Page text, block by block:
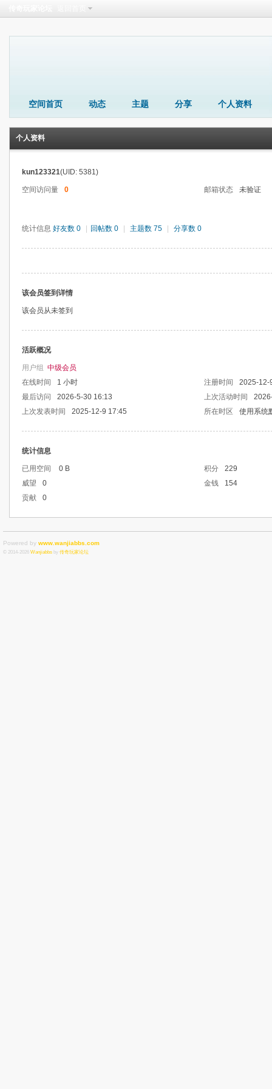
空间首页 动态 主题 分享 个人资料
个人资料
kun123321(UID: 5381)
空间访问量 0 邮箱状态 未验证
统计信息 好友数 0 回帖数 0 主题数 75 分享数 0
该会员签到详情
该会员从未签到
活跃概况
用户组 中级会员
在线时间
1 小时 注册时间
2025-12-
最后访问
2026-5-30 16:13 上次活动时间
上次发表时间
2025-12-9 17:45 所在时区 使用系统
统计信息
已用空间 0 B 积分
229
威望
0 金钱
154
贡献
0
Powered by www.wanjiabbs.com
© 2014-2026 Wanjiabbs by 传奇玩家论坛